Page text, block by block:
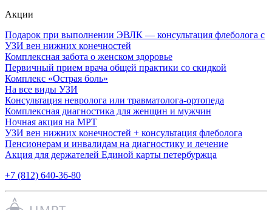
Акции
Подарок при выполнении ЭВЛК — консультация флеболога с
УЗИ вен нижних конечностей
Комплексная забота о женском здоровье
Первичный прием врача общей практики со скидкой
Комплекс «Острая боль»
На все виды УЗИ
Консультация невролога или травматолога-ортопеда
Комплексная диагностика для женщин и мужчин
Ночная акция на МРТ
УЗИ вен нижних конечностей + консультация флеболога
Пенсионерам и инвалидам на диагностику и лечение
Акция для держателей Единой карты петербуржца
+7 (812) 640-36-80